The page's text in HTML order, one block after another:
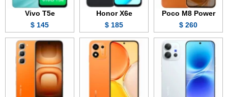
Poco M8 Power
260 $
Honor X6e
185 $
Vivo T5e
145 $